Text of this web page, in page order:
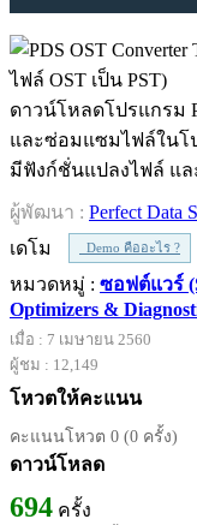
ดาวน์โหลดโปรแกรม
และซ่อมแซมไฟล์ในโป
มีฟังก์ชั่นแปลงไฟล์ แ
ผู้พัฒนา : Perfect Data
เดโม
Demo คืออะไร ?
หมวดหมู่ : ซอฟต์แวร์
Optimizers &
เมื่อ : 7 เมษายน 2560
ผู้ชม : 12,149
โหวตให้คะแนน
คะแนนโหวต 0 (0 ครั้ง)
ดาวน์โหลด
694 ครั้ง